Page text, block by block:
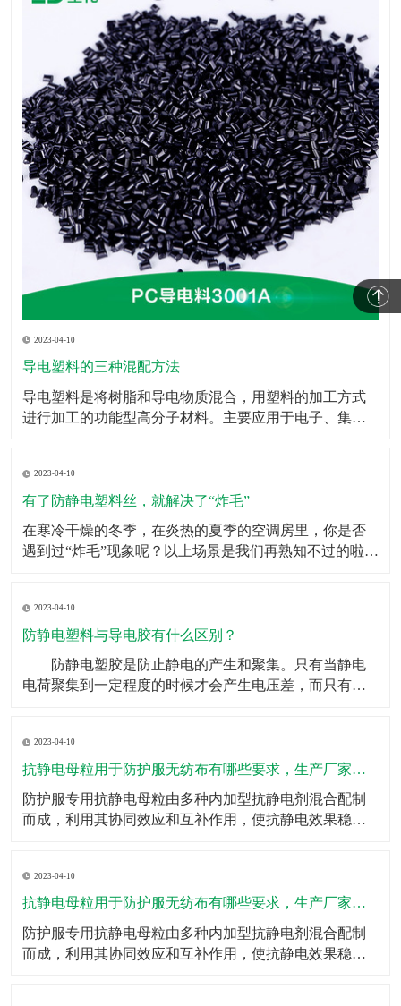
2023-04-10
导电塑料的三种混配方法
​导电塑料是将树脂和导电物质混合，用塑料的加工方式
进行加工的功能型高分子材料。主要应用于电子、集成
速的发展，而且在发光二极管、太阳能电池、移动电
话、微型电视屏幕乃至生命科学研究等领域也有广泛的
应用前景。此
2023-04-10
有了防静电塑料丝，就解决了“炸毛”
​在寒冷干燥的冬季，在炎热的夏季的空调房里，你是否
遇到过“炸毛”现象呢？以上场景是我们再熟知不过的啦，
重任。如果头梳不具备防静电效果，金毛狮王就是你的
代名词了，但是有了防静电塑料丝，这些烦恼统统迎刃
2023-04-10
防静电塑料与导电胶有什么区别？
​ 防静电塑胶是防止静电的产生和聚集。只有当静电
电荷聚集到一定程度的时候才会产生电压差，而只有在
产生静电的物体连接到地面，将产生的电荷直接传输出
去，不会产生电荷的聚集。 而导电只是一种物体属
性的概述，
2023-04-10
抗静电母粒用于防护服无纺布有哪些要求，生产厂家有哪些？
​防护服专用抗静电母粒由多种内加型抗静电剂混合配制
而成，利用其协同效应和互补作用，使抗静电效果稳
好；三、不影响制品的加工成型和颜色、不降低制品的
力学性能；四、耐化学性好、无毒；五、调节添加量即
可调节抗静电
2023-04-10
抗静电母粒用于防护服无纺布有哪些要求，生产厂家有哪些？
​防护服专用抗静电母粒由多种内加型抗静电剂混合配制
而成，利用其协同效应和互补作用，使抗静电效果稳